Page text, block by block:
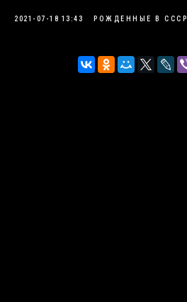
2021-07-18 13:43 РОЖДЕННЫЕ В СССР